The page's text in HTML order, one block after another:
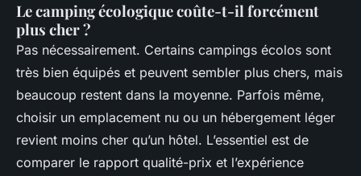
Le camping écologique coûte-t-il forcément
plus cher ?
Pas nécessairement. Certains campings écolos sont
très bien équipés et peuvent sembler plus chers, mais
beaucoup restent dans la moyenne. Parfois même,
choisir un emplacement nu ou un hébergement léger
revient moins cher qu’un hôtel. L’essentiel est de
comparer le rapport qualité-prix et l’expérience